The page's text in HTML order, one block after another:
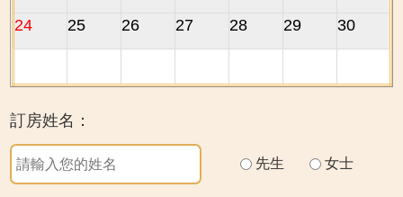
24
25 26 27 28 29 30
訂房姓名：
先生 女士